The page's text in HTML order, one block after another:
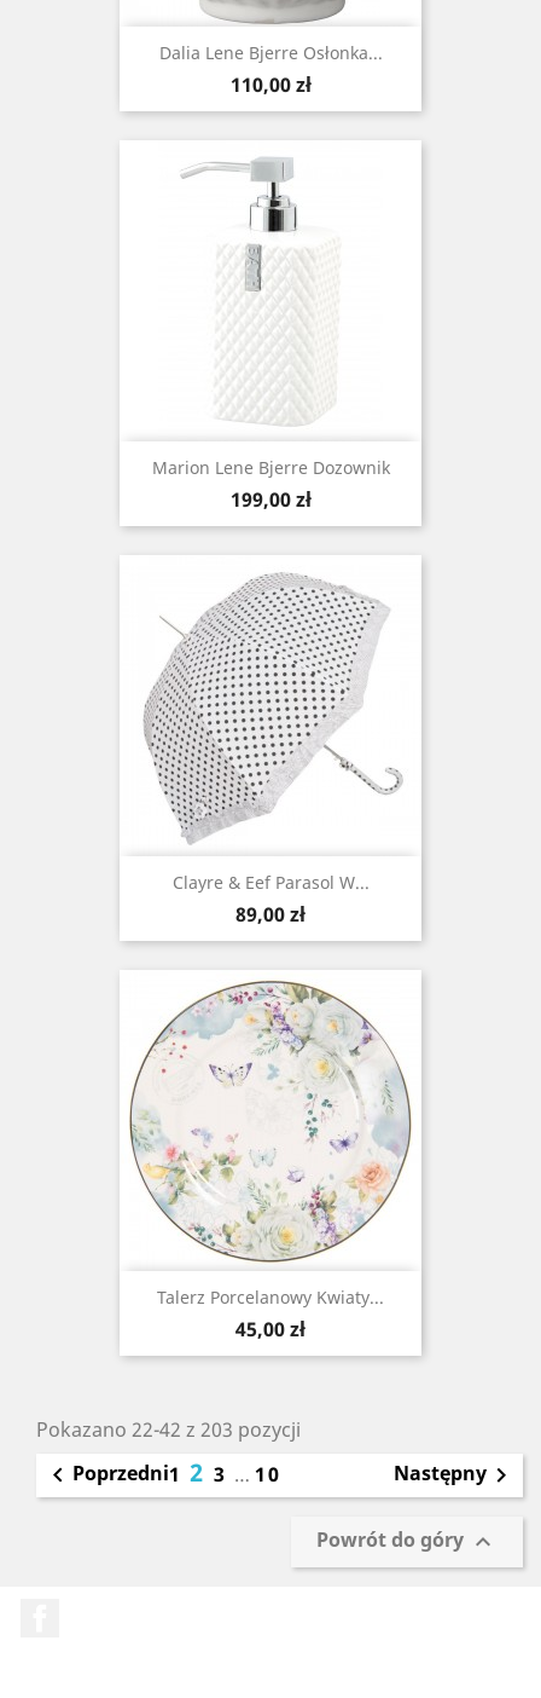
Dalia Lene Bjerre Osłonka...
Cena
110,00 zł
Marion Lene Bjerre Dozownik
Cena
199,00 zł
Clayre & Eef Parasol W...
Cena
89,00 zł
Talerz Porcelanowy Kwiaty...
Cena
45,00 zł
Pokazano 22-42 z 203 pozycji
 Poprzedni1 2 3 … 10 Następny 
Powrót do góry 